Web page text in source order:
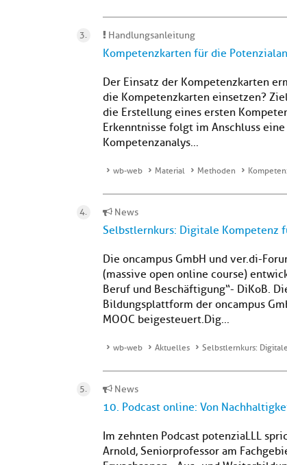
Handlungsanleitung
Kompetenzkarten für die
Der Einsatz der Kompetenzkarten
die Kompetenzkarten einsetzen?
die Erstellung eines ersten
Erkenntnisse folgt im Anschluss
Kompetenzanalys...
wb-web Material Methoden
News
Selbstlernkurs: Digitale Kompetenz
Die oncampus GmbH und ver.di-
(massive open online course)
Beruf und Beschäftigung“- DiKoB.
Bildungsplattform der oncampus
MOOC beigesteuert.Dig...
wb-web Aktuelles Selbstlernkurs:
News
10. Podcast online: Von
Im zehnten Podcast potenziaLLL
Arnold, Seniorprofessor am